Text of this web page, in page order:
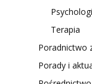
Terapia
Poradnictwo
Porady i